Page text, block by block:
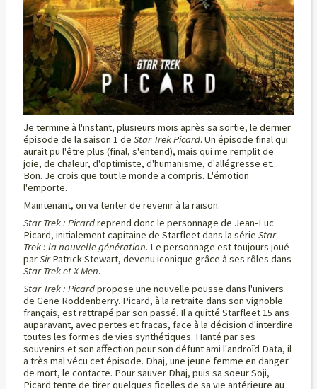
Je termine à l'instant, plusieurs mois après sa sortie, le dernier
épisode de la saison 1 de Star Trek Picard. Un épisode final qui
aurait pu l'être plus (final, s'entend), mais qui me remplit de
joie, de chaleur, d'optimiste, d'humanisme, d'allégresse et...
Bon. Je crois que tout le monde a compris. L'émotion
l'emporte.
Maintenant, on va tenter de revenir à la raison.
Star Trek : Picardreprend donc le personnage de Jean-Luc
Picard, initialement capitaine de Starfleet dans la série Star
Trek : la nouvelle génération. Le personnage est toujours joué
parSirPatrick Stewart, devenu iconique grâce à ses rôles dans
Star Trek et X-Men.
Star Trek : Picardpropose une nouvelle pousse dans l'univers
de Gene Roddenberry. Picard, à la retraite dans son vignoble
français, est rattrapé par son passé. Il a quitté Starfleet 15 ans
auparavant, avec pertes et fracas, face à la décision d'interdire
toutes les formes de vies synthétiques. Hanté par ses
souvenirs et son affection pour son défunt ami l'androïd Data, il
a très mal vécu cet épisode. Dhaj, une jeune femme en danger
de mort, le contacte. Pour sauver Dhaj, puis sa soeur Soji,
Picard tente de tirer quelques ficelles de sa vie antérieure au